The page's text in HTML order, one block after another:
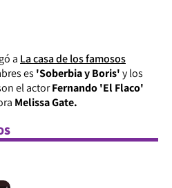
a La casa de los famosos
es 'Soberbia y Boris'y los
el actorFernando 'El Flaco'
Melissa Gate.